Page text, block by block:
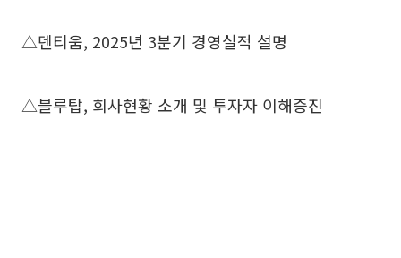
△덴티움, 2025년 3분기 경영실적 설명
△블루탑, 회사현황 소개 및 투자자 이해증진